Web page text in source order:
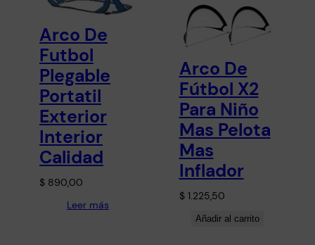
Arco De
Futbol
Plegable
Portatil
Exterior
Interior
Calidad
$ 890,00
Leer más
Arco De
Fútbol X2
Para Niño
Mas Pelota
Mas
Inflador
$1.225,50
Añadir al carrito